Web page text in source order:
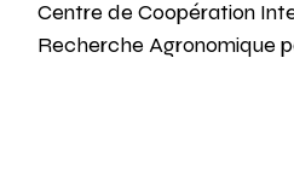
Centre de Coopération
Recherche Agronomique